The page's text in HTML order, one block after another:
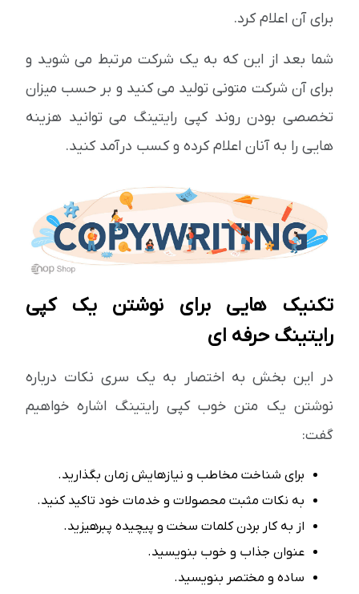
برای آن اعلام کرد.
شما بعد از این که به یک شرکت مرتبط می شوید و
برای آن شرکت متونی تولید می کنید و بر حسب میزان
تخصصی بودن روند کپی رایتینگ می توانید هزینه
هایی را به آنان اعلام کرده و کسب درآمد کنید.
تکنیک هایی برای نوشتن یک کپی
رایتینگ حرفه ای
در این بخش به اختصار به یک سری نکات درباره
نوشتن یک متن خوب کپی رایتینگ اشاره خواهیم
گفت:
برای شناخت مخاطب و نیازهایش زمان بگذارید.
به نکات مثبت محصولات و خدمات خود تاکید کنید.
از به کار بردن کلمات سخت و پیچیده پبرهیزید.
عنوان جذاب و خوب بنویسید.
ساده و مختصر بنویسید.